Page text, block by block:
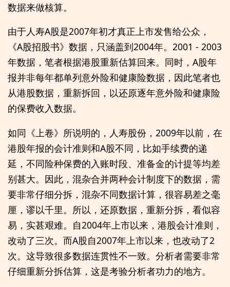
数据来做核算。
由于人寿A股是2007年初才真正上市发售给公众，
《A股招股书》数据，只涵盖到2004年。2001 - 2003
年数据，笔者根据港股重新估算回来。同时，A股年
报并非每年都单列意外险和健康险数据，因此笔者也
从港股数据，重新拆回，以还原逐年意外险和健康险
的保费收入数据。
如同《上卷》所说明的，人寿股份，2009年以前，在
港股年报的会计准则和A股不同，比如手续费的递
延，不同险种保费的入账时段、准备金的计提等均差
别甚大。因此，混杂合并两种会计制度下的数据，需
要非常仔细分拆，混杂不同数据计算，很容易差之毫
厘，谬以千里。所以，还原数据，重新分拆，看似容
易，实甚艰难。自2004年上市以来，港股会计准则，
改动了三次。而A股自2007年上市以来，也改动了2
次。这导致很多数据连贯性不一致。分析者需要非常
仔细重新分拆估算，这是考验分析者功力的地方。